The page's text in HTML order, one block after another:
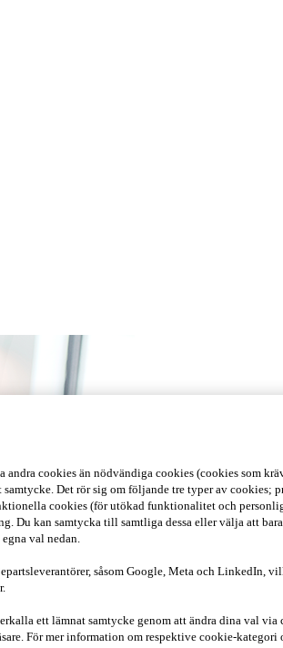
andra cookies än nödvändiga cookies (cookies som
Det rör sig om följande tre typer av cookies;
cookies (för utökad funktionalitet och
Du kan samtycka till samtliga dessa eller välja att
val nedan.
såsom Google, Meta och LinkedIn,
ett lämnat samtycke genom att ändra dina val
För mer information om respektive cookie-kategori